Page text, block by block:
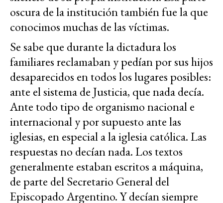
oscura de la institución también fue la que
conocimos muchas de las víctimas.
Se sabe que durante la dictadura los
familiares reclamaban y pedían por sus hijos
desaparecidos en todos los lugares posibles:
ante el sistema de Justicia, que nada decía.
Ante todo tipo de organismo nacional e
internacional y por supuesto ante las
iglesias, en especial a la iglesia católica. Las
respuestas no decían nada. Los textos
generalmente estaban escritos a máquina,
de parte del Secretario General del
Episcopado Argentino. Y decían siempre